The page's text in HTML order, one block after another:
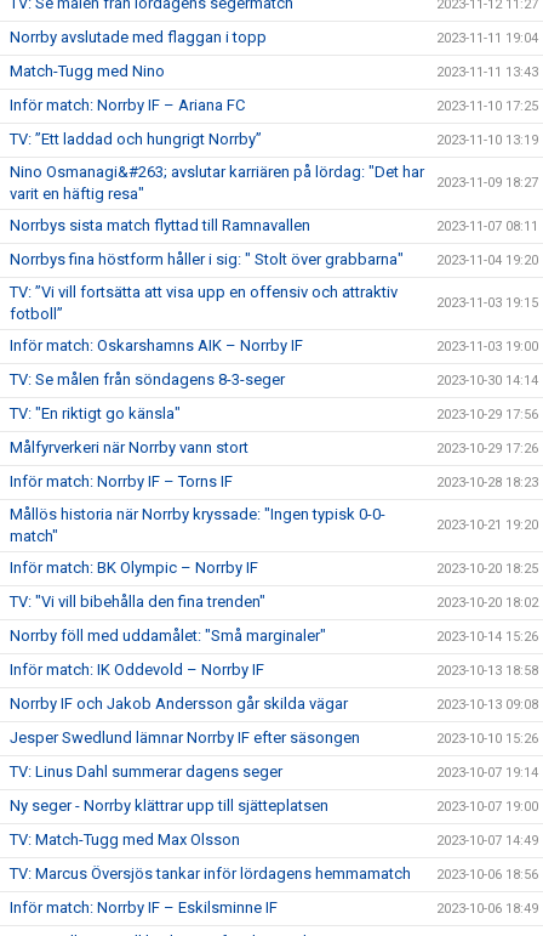
2023-11-12 11:27
Norrby avslutade med flaggan i topp 2023-11-11 19:04
Match-Tugg med Nino 2023-11-11 13:43
Inför match: Norrby IF – Ariana FC 2023-11-10 17:25
TV: ”Ett laddad och hungrigt Norrby” 2023-11-10 13:19
Nino Osmanagi&#263; avslutar karriären på lördag: "Det har
varit en häftig resa"
2023-11-09 18:27
Norrbys sista match flyttad till Ramnavallen 2023-11-07 08:11
Norrbys fina höstform håller i sig: " Stolt över grabbarna" 2023-11-04 19:20
TV: ”Vi vill fortsätta att visa upp en offensiv och attraktiv
fotboll”
2023-11-03 19:15
Inför match: Oskarshamns AIK – Norrby IF 2023-11-03 19:00
TV: Se målen från söndagens 8-3-seger 2023-10-30 14:14
TV: "En riktigt go känsla" 2023-10-29 17:56
Målfyrverkeri när Norrby vann stort 2023-10-29 17:26
Inför match: Norrby IF – Torns IF 2023-10-28 18:23
Mållös historia när Norrby kryssade: "Ingen typisk 0-0-
match"
2023-10-21 19:20
Inför match: BK Olympic – Norrby IF 2023-10-20 18:25
TV: "Vi vill bibehålla den fina trenden" 2023-10-20 18:02
Norrby föll med uddamålet: "Små marginaler" 2023-10-14 15:26
Inför match: IK Oddevold – Norrby IF 2023-10-13 18:58
Norrby IF och Jakob Andersson går skilda vägar 2023-10-13 09:08
Jesper Swedlund lämnar Norrby IF efter säsongen 2023-10-10 15:26
TV: Linus Dahl summerar dagens seger 2023-10-07 19:14
Ny seger - Norrby klättrar upp till sjätteplatsen 2023-10-07 19:00
TV: Match-Tugg med Max Olsson 2023-10-07 14:49
TV: Marcus Översjös tankar inför lördagens hemmamatch 2023-10-06 18:56
Inför match: Norrby IF – Eskilsminne IF 2023-10-06 18:49